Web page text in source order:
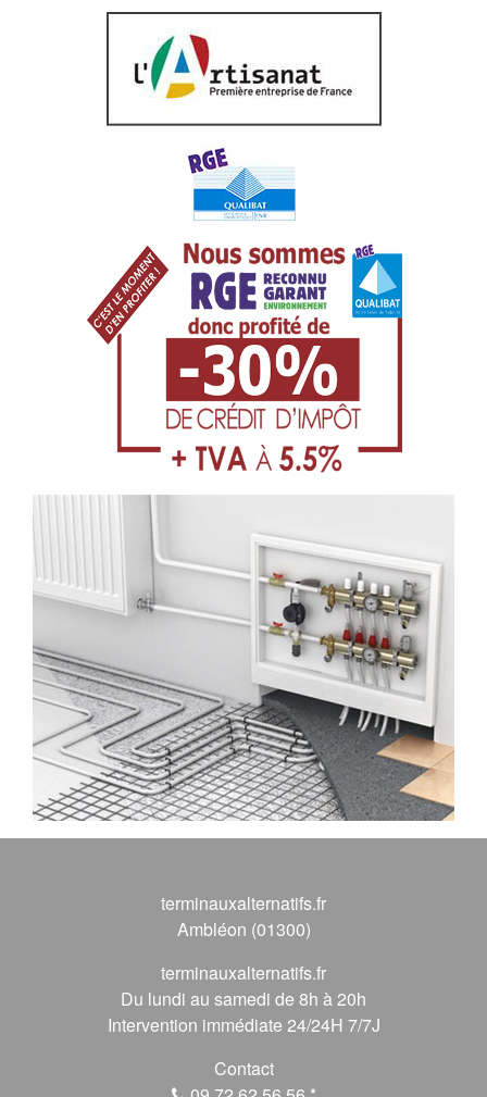
terminauxalternatifs.fr
Ambléon (01300)
terminauxalternatifs.fr
Du lundi au samedi de 8h à 20h
Intervention immédiate 24/24H 7/7J
Contact